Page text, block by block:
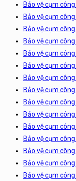
Bảo vệ cụm
Bảo vệ cụm
Bảo vệ cụm
Bảo vệ cụm
Bảo vệ cụm
Bảo vệ cụm
Bảo vệ cụm
Bảo vệ cụm
Bảo vệ cụm
Bảo vệ cụm
Bảo vệ cụm
Bảo vệ cụm
Bảo vệ cụm
Bảo vệ cụm
Bảo vệ cụm